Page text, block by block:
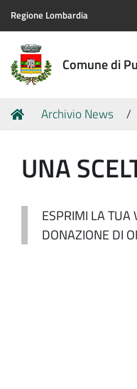
Regione Lombardia
Comune di
Tu
Home
Archivio News
UNA
ESPRIMI LA TUA
DONAZIONE DI